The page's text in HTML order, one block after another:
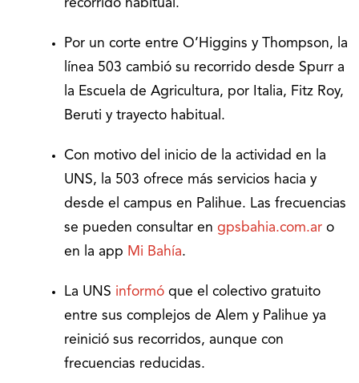
recorrido habitual.
Por un corte entre O’Higgins y Thompson, la
línea 503 cambió su recorrido desde Spurr a
la Escuela de Agricultura, por Italia, Fitz Roy,
Beruti y trayecto habitual.
Con motivo del inicio de la actividad en la
UNS, la 503 ofrece más servicios hacia y
desde el campus en Palihue. Las frecuencias
se pueden consultar en gpsbahia.com.ar o
en la app Mi Bahía.
La UNS informó que el colectivo gratuito
entre sus complejos de Alem y Palihue ya
reinició sus recorridos, aunque con
frecuencias reducidas.